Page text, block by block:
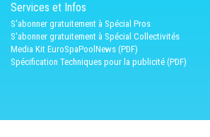
Services et Infos
S'abonner gratuitement à Spécial Pros
S'abonner gratuitement à Spécial Collectivités
Media Kit EuroSpaPoolNews (PDF)
Spécification Techniques pour la publicité (PDF)